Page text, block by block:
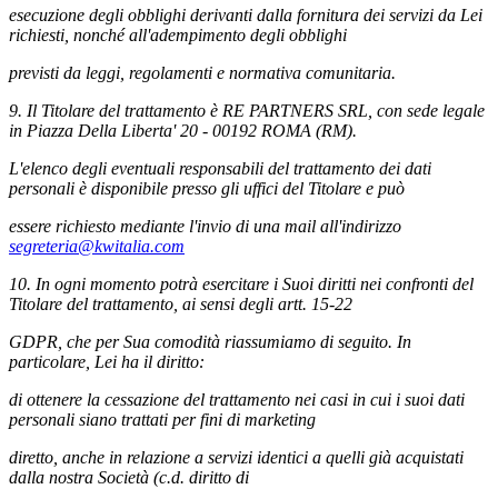
esecuzione degli obblighi derivanti dalla fornitura dei servizi da Lei
richiesti, nonché all'adempimento degli obblighi
previsti da leggi, regolamenti e normativa comunitaria.
9. Il Titolare del trattamento è RE PARTNERS SRL, con sede legale
in Piazza Della Liberta' 20 - 00192 ROMA (RM).
L'elenco degli eventuali responsabili del trattamento dei dati
personali è disponibile presso gli uffici del Titolare e può
essere richiesto mediante l'invio di una mail all'indirizzo
segreteria@kwitalia.com
10. In ogni momento potrà esercitare i Suoi diritti nei confronti del
Titolare del trattamento, ai sensi degli artt. 15-22
GDPR, che per Sua comodità riassumiamo di seguito. In
particolare, Lei ha il diritto:
di ottenere la cessazione del trattamento nei casi in cui i suoi dati
personali siano trattati per fini di marketing
diretto, anche in relazione a servizi identici a quelli già acquistati
dalla nostra Società (c.d. diritto di